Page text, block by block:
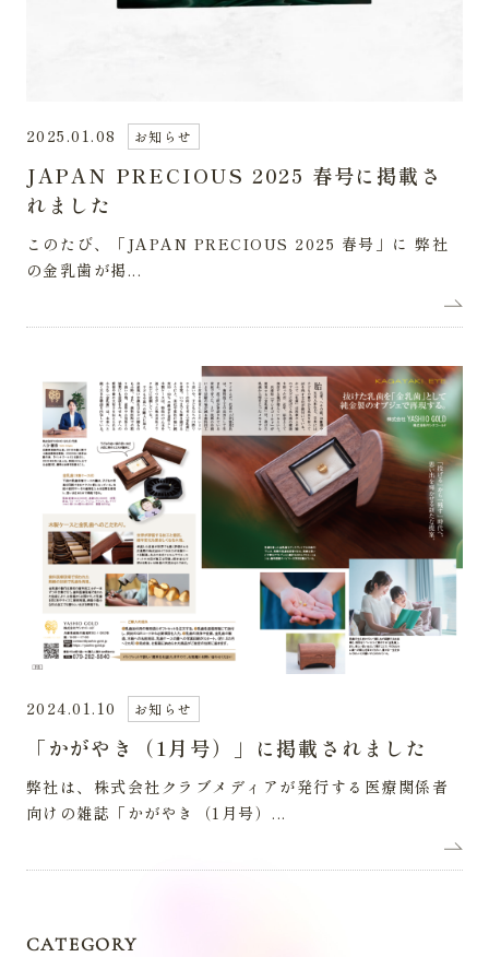
2025.01.08 お知らせ
JAPAN PRECIOUS 2025 春号に掲載さ
れました
このたび、「JAPAN PRECIOUS 2025 春号」に 弊社
の金乳歯が掲...
2024.01.10 お知らせ
「かがやき（1月号）」に掲載されました
弊社は、株式会社クラブメディアが発行する医療関係者
向けの雑誌「かがやき（1月号）...
CATEGORY